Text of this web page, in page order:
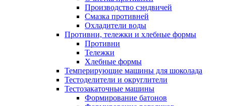
Производство сэндвичей
Смазка противней
Охладители воды
Противни, тележки и хлебные формы
Противни
Тележки
Хлебные формы
Темперирующие машины для шоколада
Тестоделители и округлители
Тестозакаточные машины
Формирование батонов